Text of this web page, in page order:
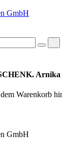
GmbH
Arnika
Warenkorb
GmbH